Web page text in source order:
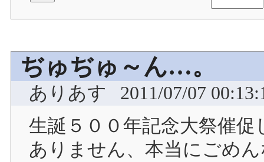
ぢゅぢゅ～ん…。
ありあす
2011/07/07
生誕５００年記念大祭催
ありません、本当にごめ